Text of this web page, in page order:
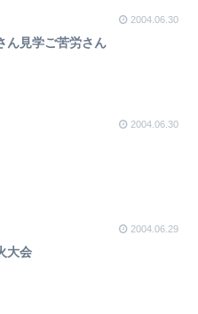
2004.06.30
ん見学ご苦労さん
2004.06.30
2004.06.29
大会